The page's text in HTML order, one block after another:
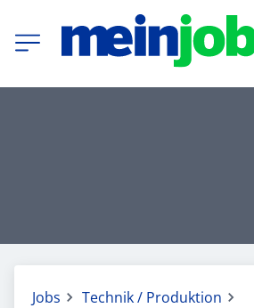
Jobs
Technik / Produktion